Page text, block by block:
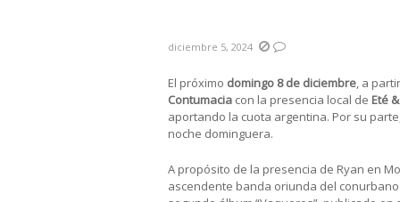
diciembre 5, 2024
El próximo domingo 8 de diciembre , a
Contumacia con la presencia local de Eté
aportando la cuota argentina. Por su parte,
noche dominguera.
A propósito de la presencia de Ryan en
ascendente banda oriunda del